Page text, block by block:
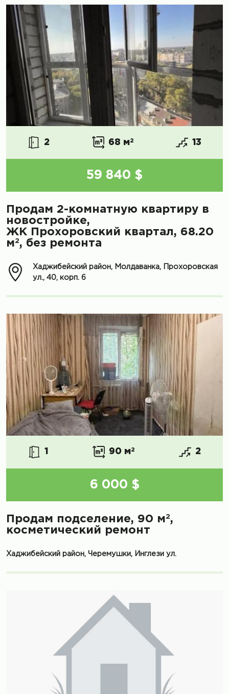
2 68 м2 13
59 840 $
Продам 2-комнатную квартиру в
новостройке,
ЖК Прохоровский квартал, 68.20
м2, без ремонта
Хаджибейский район, Молдаванка, Прохоровская
ул., 40, корп. 6
1 90 м2 2
6 000 $
Продам подселение, 90 м2,
косметический ремонт
Хаджибейский район, Черемушки, Инглези ул.